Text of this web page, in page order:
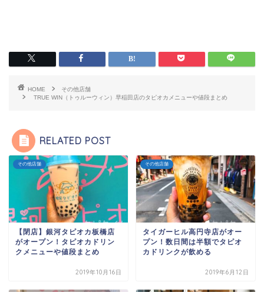
HOME
その他店舗
TRUE WIN（トゥルーウィン）早稲田店のタピオカメニューや値段まとめ
RELATED POST
その他店舗
【閉店】銀河タピオカ板橋店
がオープン！タピオカドリン
クメニューや値段まとめ
2019年10月16日
その他店舗
タイガーヒル高円寺店がオー
プン！数日間は半額でタピオ
カドリンクが飲める
2019年6月12日